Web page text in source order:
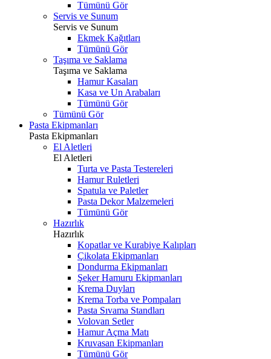
Tümünü Gör
Servis ve Sunum
Servis ve Sunum
Ekmek Kağıtları
Tümünü Gör
Taşıma ve Saklama
Taşıma ve Saklama
Hamur Kasaları
Kasa ve Un Arabaları
Tümünü Gör
Tümünü Gör
Pasta Ekipmanları
Pasta Ekipmanları
El Aletleri
El Aletleri
Turta ve Pasta Testereleri
Hamur Ruletleri
Spatula ve Paletler
Pasta Dekor Malzemeleri
Tümünü Gör
Hazırlık
Hazırlık
Kopatlar ve Kurabiye Kalıpları
Çikolata Ekipmanları
Dondurma Ekipmanları
Şeker Hamuru Ekipmanları
Krema Duyları
Krema Torba ve Pompaları
Pasta Sıvama Standları
Volovan Setler
Hamur Açma Matı
Kruvasan Ekipmanları
Tümünü Gör